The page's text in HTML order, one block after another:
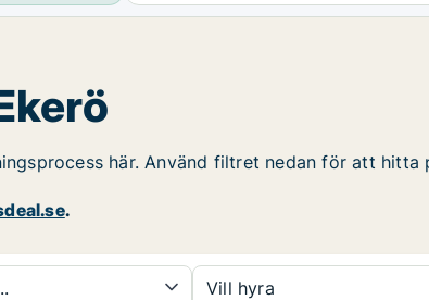
här. Använd filtret nedan för att
.
Vill hyra